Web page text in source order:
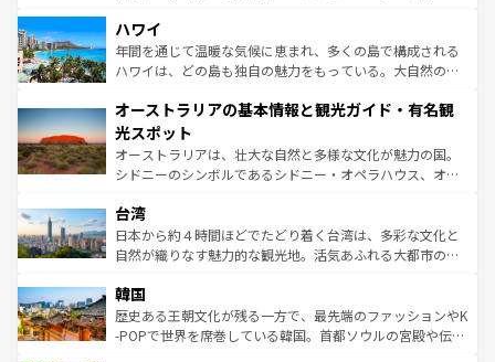
着のスイス情報は
のような巨大都市は、観光、ショッピング、エンターテイ
ンメントが詰まった刺激的なスポットだ。一方、アメリカ
西部には大自然が広がり、グランドキャニオンやイエロー
部のニューオーリンズでは、音楽と美食が融合した独特の
文化が魅力。旅行者はアメリカの各地域で異なる魅力を楽
しみながら、その多様性と豊かな歴史を感じることができ
るだろう。車でのロードトリップや列車の旅も、アメリカ
情報は
ハワイ
年間を通じて温暖な気候に恵まれ、多くの島で構成される
ハワイは、どの島も独自の魅力をもっている。大自然の神
ワイ島は見逃せない。また、定番の観光地といえばオアフ
島だが、静かな自然を求めるならマウイ島やカウアイ島が
おすすめ。エメラルドグリーンに輝く海をはじめ、豊かな
文化や歴史が息づいている。「アロハスピリット」と呼ば
人々、おいしいローカルフードやハワイアンミュージッ
ク、伝統的なフラダンスなど、すべてがハワイの魅力を彩
っている。訪れるたびに新しい発見と感動が待っているハ
はコンテンツ一覧
オーストラリアの基本情報と観光ガイド・有名観
光スポット
オーストラリアは、壮大な自然と多様な文化が魅力の国。
シドニーのシンボルであるシドニー・オペラハウス、オー
リアリーフや大陸中央部にそびえるウルル（エアーズロッ
ク）、タスマニアの美しい原生林やケアンズの熱帯雨林な
ど、見どころがたくさん。また、カフェやワイン、オージ
いる。アクティビティも充実しており、サーフィンやダイ
ビング、ハイキングなど、アウトドア好きにはたまらな
い。オーストラリアの多彩な魅力を存分に味わいつくそ
台湾
日本から約４時間ほどでたどり着く台湾は、多彩な文化と
自然が織りなす魅力的な観光地。活気あふれる大都市の台
ン）、静ひつな山岳地帯である台湾東部など、都市の喧騒
と山間の静けさが共存しており、訪れる人に新しい発見と
驚きをもたらしてくれる。また、奥深い台湾の食文化も魅
韓国
歴史ある王朝文化が残る一方で、最先端のファッションやK
-POPで世界を席巻している韓国。首都ソウルの宮殿や伝統